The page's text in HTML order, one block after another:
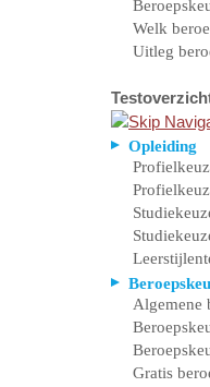
Welk
Uitleg
Opleiding
Algemene
Gratis